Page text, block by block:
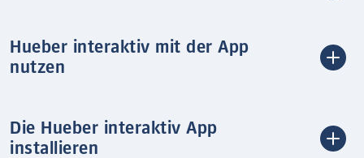
Hueber interaktiv mit der App
nutzen
Die Hueber interaktiv App
installieren